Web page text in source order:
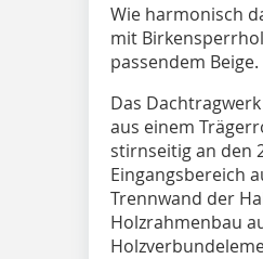
Wie harmonisch
mit
passendem Beige.
Das
aus einem
stirnseitig an den
Eingangsbereich
Trennwand der
Holzrahmenbau